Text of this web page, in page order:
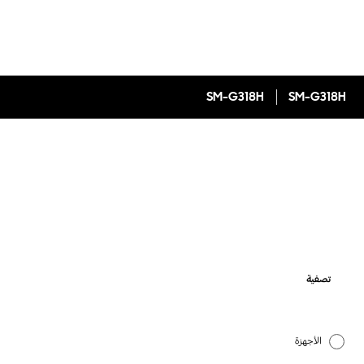
SM-G318H
SM-G318H
تصفية
الأجهزة